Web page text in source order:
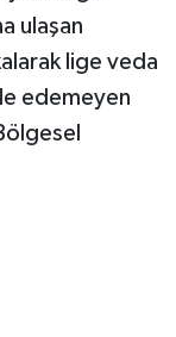
ulaşan
lige veda
edemeyen